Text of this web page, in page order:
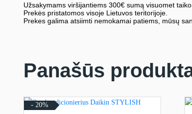
Užsakymams viršijantiems 300€ sumą visuomet
Prekės pristatomos visoje Lietuvos teritorijoje.
Prekes galima atsiimti nemokamai patiems, mūsų
Panašūs
- 20%